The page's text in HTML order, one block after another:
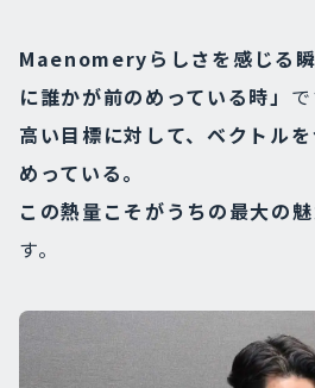
Maenomeryらしさを感じる
に誰かが前のめっている時」 で
高い目標に対して、ベクトル
めっている。
この熱量こそがうちの最大の
す。